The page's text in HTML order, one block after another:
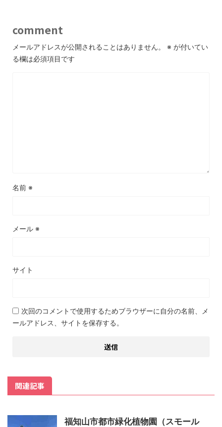
comment
メールアドレスが公開されることはありません。 ※ が付いてい
る欄は必須項目です
名前 ※
メール ※
サイト
次回のコメントで使用するためブラウザーに自分の名前、メ
ールアドレス、サイトを保存する。
関連記事
福知山市都市緑化植物園（スモール